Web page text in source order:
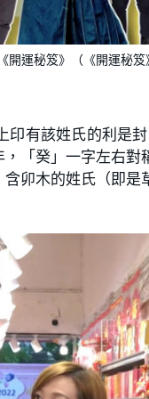
運秘笈》（《開運秘笈
有該姓氏的利是
「癸」一字左右
卯木的姓氏（即